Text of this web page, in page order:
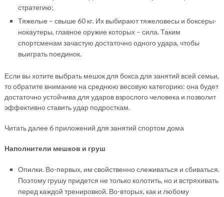
стратегию;
Тяжелые – свыше 60 кг. Их выбирают тяжеловесы и боксеры-
нокаутеры, главное оружие которых – сила. Таким
спортсменам зачастую достаточно одного удара, чтобы
выиграть поединок.
Если вы хотите выбрать мешок для бокса для занятий всей семьи,
то обратите внимание на среднюю весовую категорию: она будет
достаточно устойчива для ударов взрослого человека и позволит
эффективно ставить удар подросткам.
Читать далее 6 приложений для занятий спортом дома
Наполнители мешков и груш
Опилки. Во-первых, им свойственно слеживаться и сбиваться.
Поэтому грушу придется не только колотить, но и встряхивать
перед каждой тренировкой. Во-вторых, как и любому